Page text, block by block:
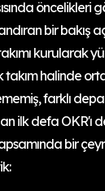
öncelikleri
bir bakış
kurularak
takım halinde
farklı
ilk defa OKR'ı
bir